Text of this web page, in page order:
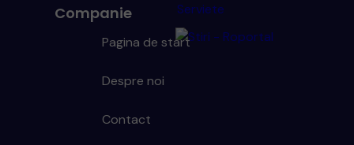
Serviete
Companie
Pagina de start
Despre noi
Contact